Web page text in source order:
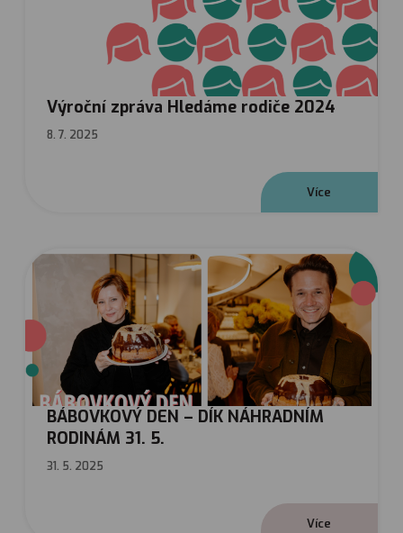
Výroční zpráva Hledáme rodiče 2024
8. 7. 2025
Více
BÁBOVKOVÝ DEN – DÍK NÁHRADNÍM
RODINÁM 31. 5.
31. 5. 2025
Více